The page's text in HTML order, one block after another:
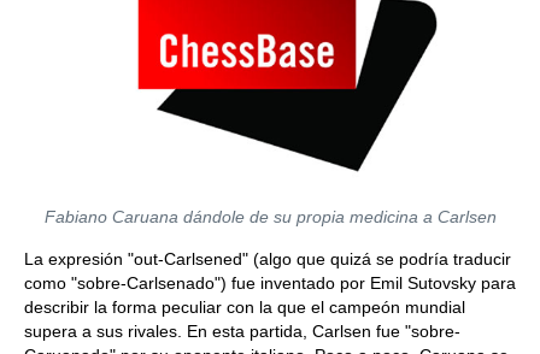
Fabiano Caruana dándole de su propia medicina a Carlsen
La expresión "out-Carlsened" (algo que quizá se podría traducir
como "sobre-Carlsenado") fue inventado por Emil Sutovsky para
describir la forma peculiar con la que el campeón mundial
supera a sus rivales. En esta partida, Carlsen fue "sobre-